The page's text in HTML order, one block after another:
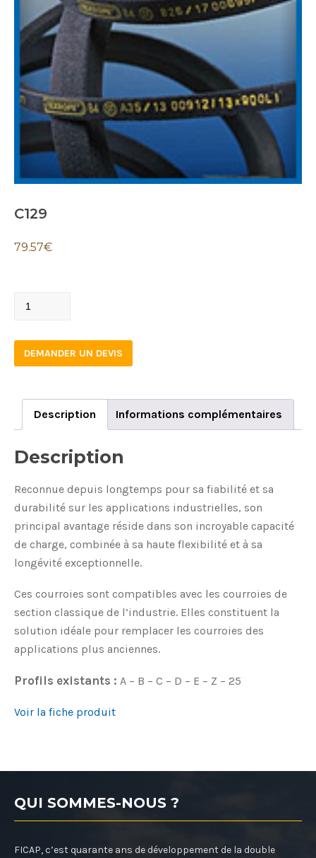
C129
79.57€
C129
DEMANDER UN DEVIS
Description Informations complémentaires
Description
Reconnue depuis longtemps pour sa fiabilité et sa
durabilité sur les applications industrielles, son
principal avantage réside dans son incroyable capacité
de charge, combinée à sa haute flexibilité et à sa
longévité exceptionnelle.
Ces courroies sont compatibles avec les courroies de
section classique de l’industrie. Elles constituent la
solution idéale pour remplacer les courroies des
applications plus anciennes.
Profils existants : A – B – C – D – E – Z – 25
Voir la fiche produit
QUI SOMMES-NOUS ?
FICAP, c’est quarante ans de développement de la double